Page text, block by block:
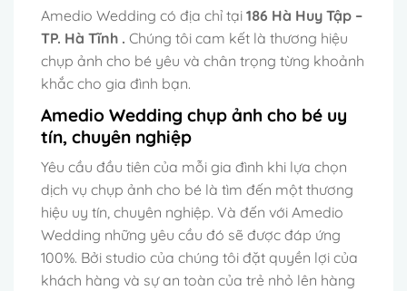
Amedio Wedding có địa chỉ tại 186 Hà Huy Tập –
TP. Hà Tĩnh . Chúng tôi cam kết là thương hiệu
chụp ảnh cho bé yêu và chân trọng từng khoảnh
khắc cho gia đình bạn.
Amedio Wedding chụp ảnh cho bé uy
tín, chuyên nghiệp
Yêu cầu đầu tiên của mỗi gia đình khi lựa chọn
dịch vụ chụp ảnh cho bé là tìm đến một thương
hiệu uy tín, chuyên nghiệp. Và đến với Amedio
Wedding những yêu cầu đó sẽ được đáp ứng
100%. Bởi studio của chúng tôi đặt quyền lợi của
khách hàng và sự an toàn của trẻ nhỏ lên hàng